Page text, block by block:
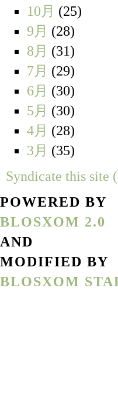
10月 (25)
9月 (28)
8月 (31)
7月 (29)
6月 (30)
5月 (30)
4月 (28)
3月 (35)
Syndicate this site
POWERED BY
BLOSXOM 2.0
AND
MODIFIED BY
BLOSXOM